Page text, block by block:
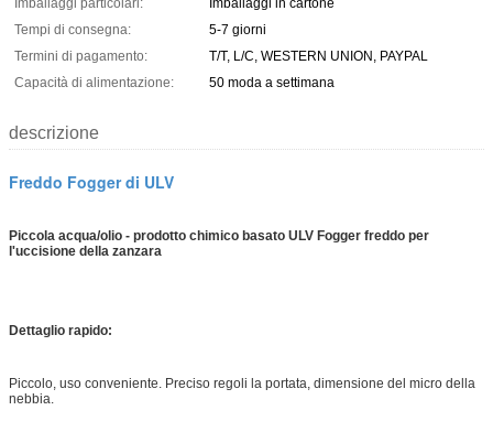
Imballaggi particolari:
Imballaggi in cartone
Tempi di consegna:
5-7 giorni
Termini di pagamento:
T/T, L/C, WESTERN UNION, PAYPAL
Capacità di alimentazione:
50 moda a settimana
descrizione
Freddo Fogger di ULV
Piccola acqua/olio - prodotto chimico basato ULV Fogger freddo per
l'uccisione della zanzara
Dettaglio rapido:
Piccolo, uso conveniente. Preciso regoli la portata, dimensione del micro della
nebbia.